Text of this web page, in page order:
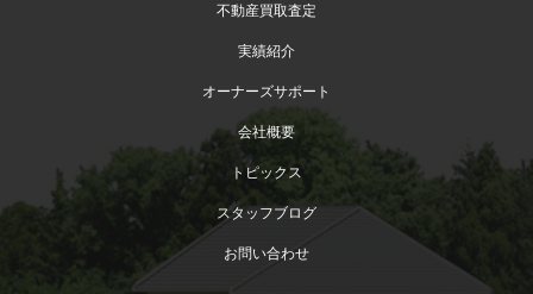
不動産買取査定
実績紹介
オーナーズサポート
会社概要
トピックス
スタッフブログ
お問い合わせ